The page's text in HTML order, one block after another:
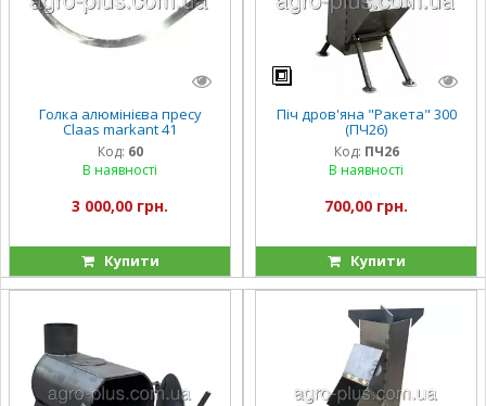
Голка алюмінієва пресу
Claas markant 41
Код: 60
В наявності
3 000,00 грн.
Купити
Піч дров'яна "Ракета" 300
(ПЧ26)
Код: ПЧ26
В наявності
700,00 грн.
Купити